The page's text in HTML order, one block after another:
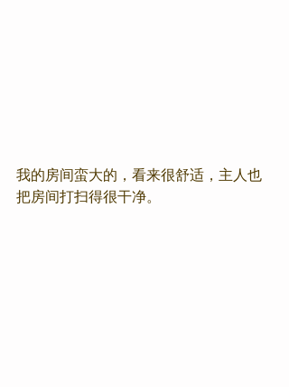
我的房间蛮大的，看来很舒适，主人也
把房间打扫得很干净。